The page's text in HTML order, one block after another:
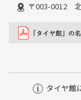
〒003-0012
タイヤ館